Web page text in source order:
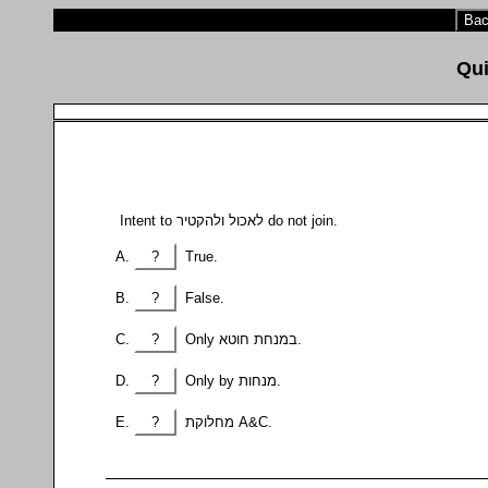
Intent to לאכול ולהקטיר do not join.
? True.
? False.
?
?
? מחלוקת A&C.